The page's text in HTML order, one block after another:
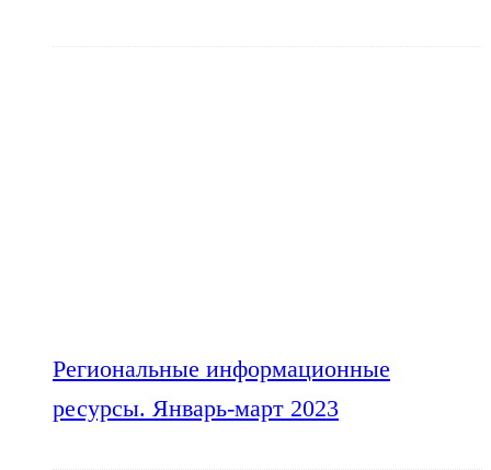
Региональные информационные
ресурсы. Январь-март 2023